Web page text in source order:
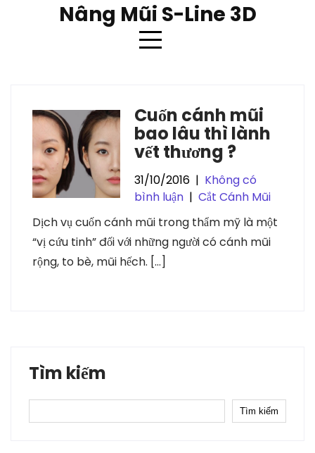
Nâng Mũi S-Line 3D
Thẻ:thẩm mỹ cuốn cánh mũi
Cuốn cánh mũi
bao lâu thì lành
vết thương ?
31/10/2016 | Không có
bình luận | Cắt Cánh Mũi
Dịch vụ cuốn cánh mũi trong thẩm mỹ là một
“vị cứu tinh” đối với những người có cánh mũi
rộng, to bè, mũi hếch. […]
Tìm kiếm
Tìm kiếm